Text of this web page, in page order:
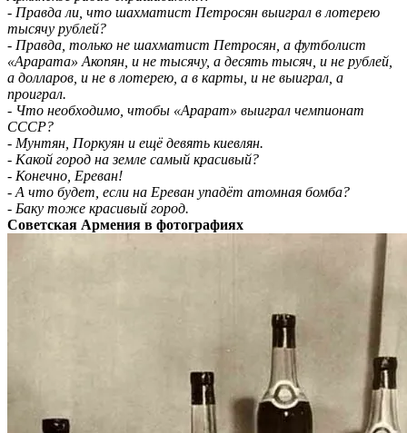
- Правда ли, что шахматист Петросян выиграл в лотерею
тысячу рублей?
- Правда, только не шахматист Петросян, а футболист
«Арарата» Акопян, и не тысячу, а десять тысяч, и не рублей,
а долларов, и не в лотерею, а в карты, и не выиграл, а
проиграл.
- Что необходимо, чтобы «Арарат» выиграл чемпионат
СССР?
- Мунтян, Поркуян и ещё девять киевлян.
- Какой город на земле самый красивый?
- Конечно, Ереван!
- А что будет, если на Ереван упадёт атомная бомба?
- Баку тоже красивый город.
Советская Армения в фотографиях